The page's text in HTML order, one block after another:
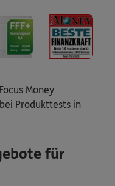
Money
Produkttests in
für